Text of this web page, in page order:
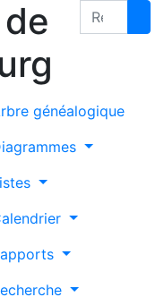
Recherche
généalogique